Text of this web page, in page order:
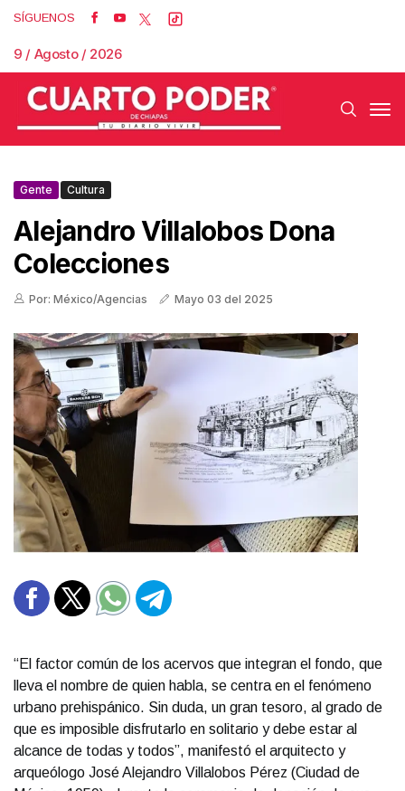
SÍGUENOS
9 / Agosto / 2026
Gente Cultura
Alejandro Villalobos Dona
Colecciones
Por: México/Agencias Mayo 03 del 2025
“El factor común de los acervos que integran el fondo, que
lleva el nombre de quien habla, se centra en el fenómeno
urbano prehispánico. Sin duda, un gran tesoro, al grado de
que es imposible disfrutarlo en solitario y debe estar al
alcance de todas y todos”, manifestó el arquitecto y
arqueólogo José Alejandro Villalobos Pérez (Ciudad de